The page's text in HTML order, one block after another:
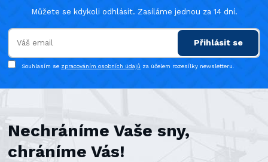
Můžete se kdykoli odhlásit. Zasíláme jednou za 14 dní.
Přihlásit se
Souhlasím se zpracováním osobních údajů za účelem rozesílky newsletteru.
Nechráníme Vaše sny,
chráníme Vás!